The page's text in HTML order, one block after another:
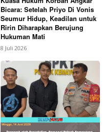
Bicara: Setelah Priyo Di Vonis
Seumur Hidup, Keadilan untuk
Ririn Diharapkan Berujung
Hukuman Mati
8 Juli 2026